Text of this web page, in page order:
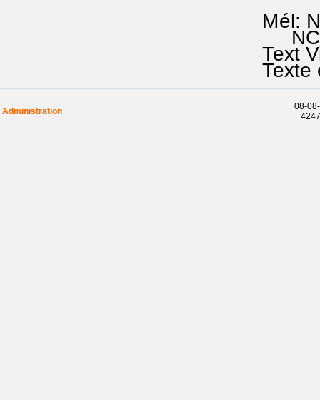
Mél:
Text
Texte
Administration
08-